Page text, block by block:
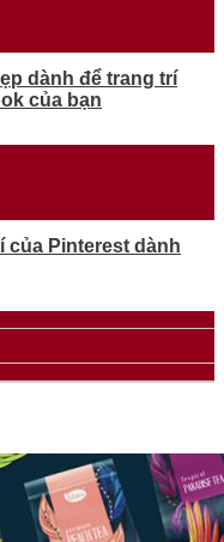
dành để trang trí
của bạn
của Pinterest dành